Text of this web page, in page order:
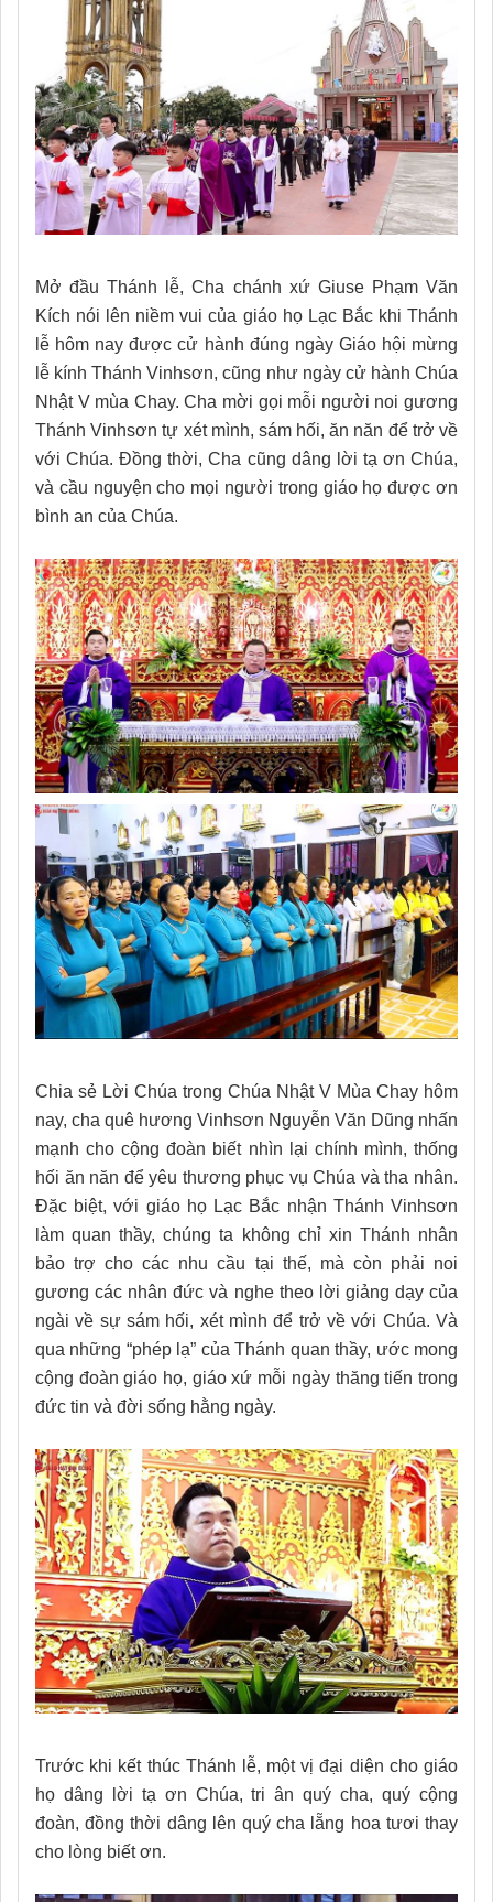
Mở đầu Thánh lễ, Cha chánh xứ Giuse Phạm Văn
Kích nói lên niềm vui của giáo họ Lạc Bắc khi Thánh
lễ hôm nay được cử hành đúng ngày Giáo hội mừng
lễ kính Thánh Vinhsơn, cũng như ngày cử hành Chúa
Nhật V mùa Chay. Cha mời gọi mỗi người noi gương
Thánh Vinhsơn tự xét mình, sám hối, ăn năn để trở về
với Chúa. Đồng thời, Cha cũng dâng lời tạ ơn Chúa,
và cầu nguyện cho mọi người trong giáo họ được ơn
bình an của Chúa.
Chia sẻ Lời Chúa trong Chúa Nhật V Mùa Chay hôm
nay, cha quê hương Vinhsơn Nguyễn Văn Dũng nhấn
mạnh cho cộng đoàn biết nhìn lại chính mình, thống
hối ăn năn để yêu thương phục vụ Chúa và tha nhân.
Đặc biệt, với giáo họ Lạc Bắc nhận Thánh Vinhsơn
làm quan thầy, chúng ta không chỉ xin Thánh nhân
bảo trợ cho các nhu cầu tại thế, mà còn phải noi
gương các nhân đức và nghe theo lời giảng dạy của
ngài về sự sám hối, xét mình để trở về với Chúa. Và
qua những “phép lạ” của Thánh quan thầy, ước mong
cộng đoàn giáo họ, giáo xứ mỗi ngày thăng tiến trong
đức tin và đời sống hằng ngày.
Trước khi kết thúc Thánh lễ, một vị đại diện cho giáo
họ dâng lời tạ ơn Chúa, tri ân quý cha, quý cộng
đoàn, đồng thời dâng lên quý cha lẵng hoa tươi thay
cho lòng biết ơn.